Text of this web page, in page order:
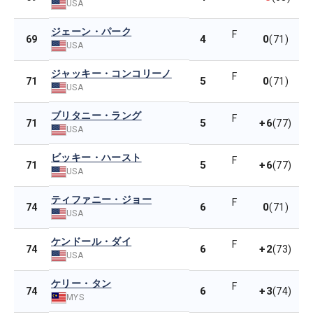
USA
69
ジェーン・パーク
USA 4 F 0(71)
71
ジャッキー・コンコリーノ
USA 5 F 0(71)
71
ブリタニー・ラング
USA 5 F +6(77)
71
ビッキー・ハースト
USA 5 F +6(77)
74
ティファニー・ジョー
USA 6 F 0(71)
74
ケンドール・ダイ
USA 6 F +2(73)
74
ケリー・タン
MYS 6 F +3(74)